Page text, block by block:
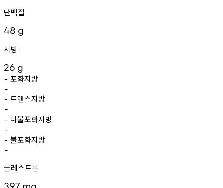
단백질
48 g
지방
26 g
- 포화지방
-
- 트랜스지방
-
- 다불포화지방
-
- 불포화지방
-
콜레스트롤